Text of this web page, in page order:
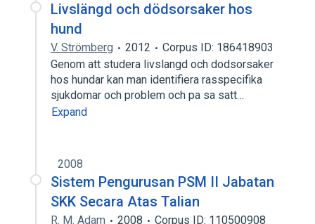
Livslängd och dödsorsaker hos
hund
V. Strömberg 2012
Corpus ID: 186418903
Genom att studera livslangd och dodsorsaker
hos hundar kan man identifiera rasspecifika
sjukdomar och problem och pa sa satt…
Expand
2008
Sistem Pengurusan PSM II Jabatan
SKK Secara Atas Talian
R. M. Adam 2008
Corpus ID: 110500908